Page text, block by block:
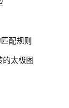
配规则
太极图